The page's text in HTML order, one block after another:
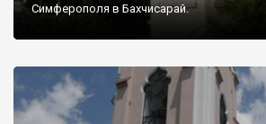
Симферополя в Бахчисарай.